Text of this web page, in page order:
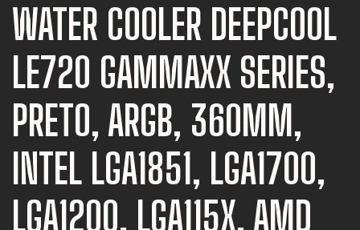
WATER COOLER DEEPCOOL
LE720 GAMMAXX SERIES,
PRETO, ARGB, 360MM,
INTEL LGA1851, LGA1700,
LGA1200, LGA115X, AMD